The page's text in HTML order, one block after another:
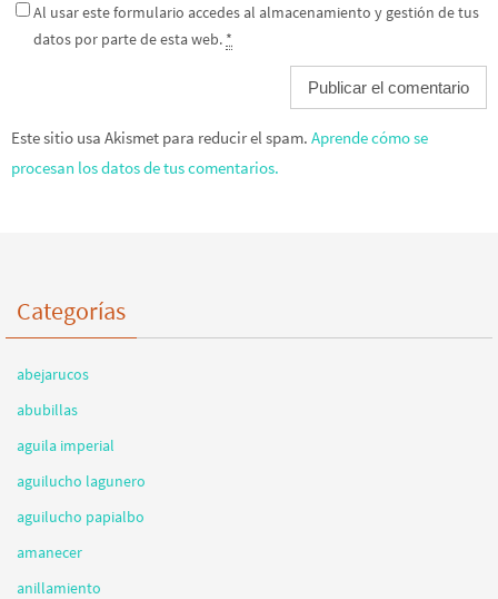
Al usar este formulario accedes al almacenamiento y gestión de tus
datos por parte de esta web. *
Este sitio usa Akismet para reducir el spam. Aprende cómo se
procesan los datos de tus comentarios.
Categorías
abejarucos
abubillas
aguila imperial
aguilucho lagunero
aguilucho papialbo
amanecer
anillamiento